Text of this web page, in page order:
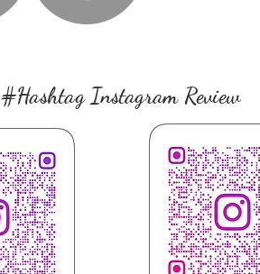
#Hashtag Instagram Review